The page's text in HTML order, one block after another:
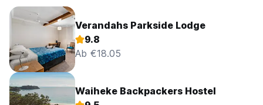
Verandahs Parkside Lodge
9.8
Ab €18.05
Waiheke Backpackers Hostel